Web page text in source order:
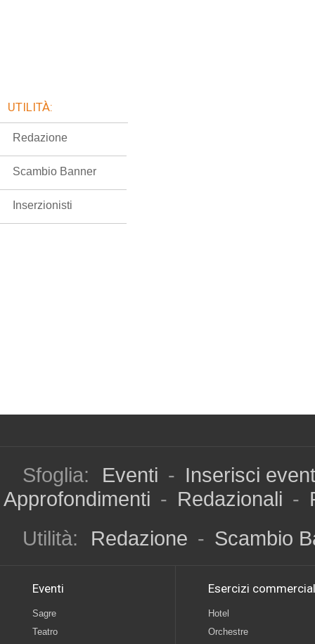
UTILITÀ:
Redazione
Scambio Banner
Inserzionisti
Sfoglia: Eventi - Inserisci
Approfondimenti - Redazionali -
Utilità:
Redazione - Scambio
Eventi
Sagre
Teatro
Esercizi
Hotel
Orchestre